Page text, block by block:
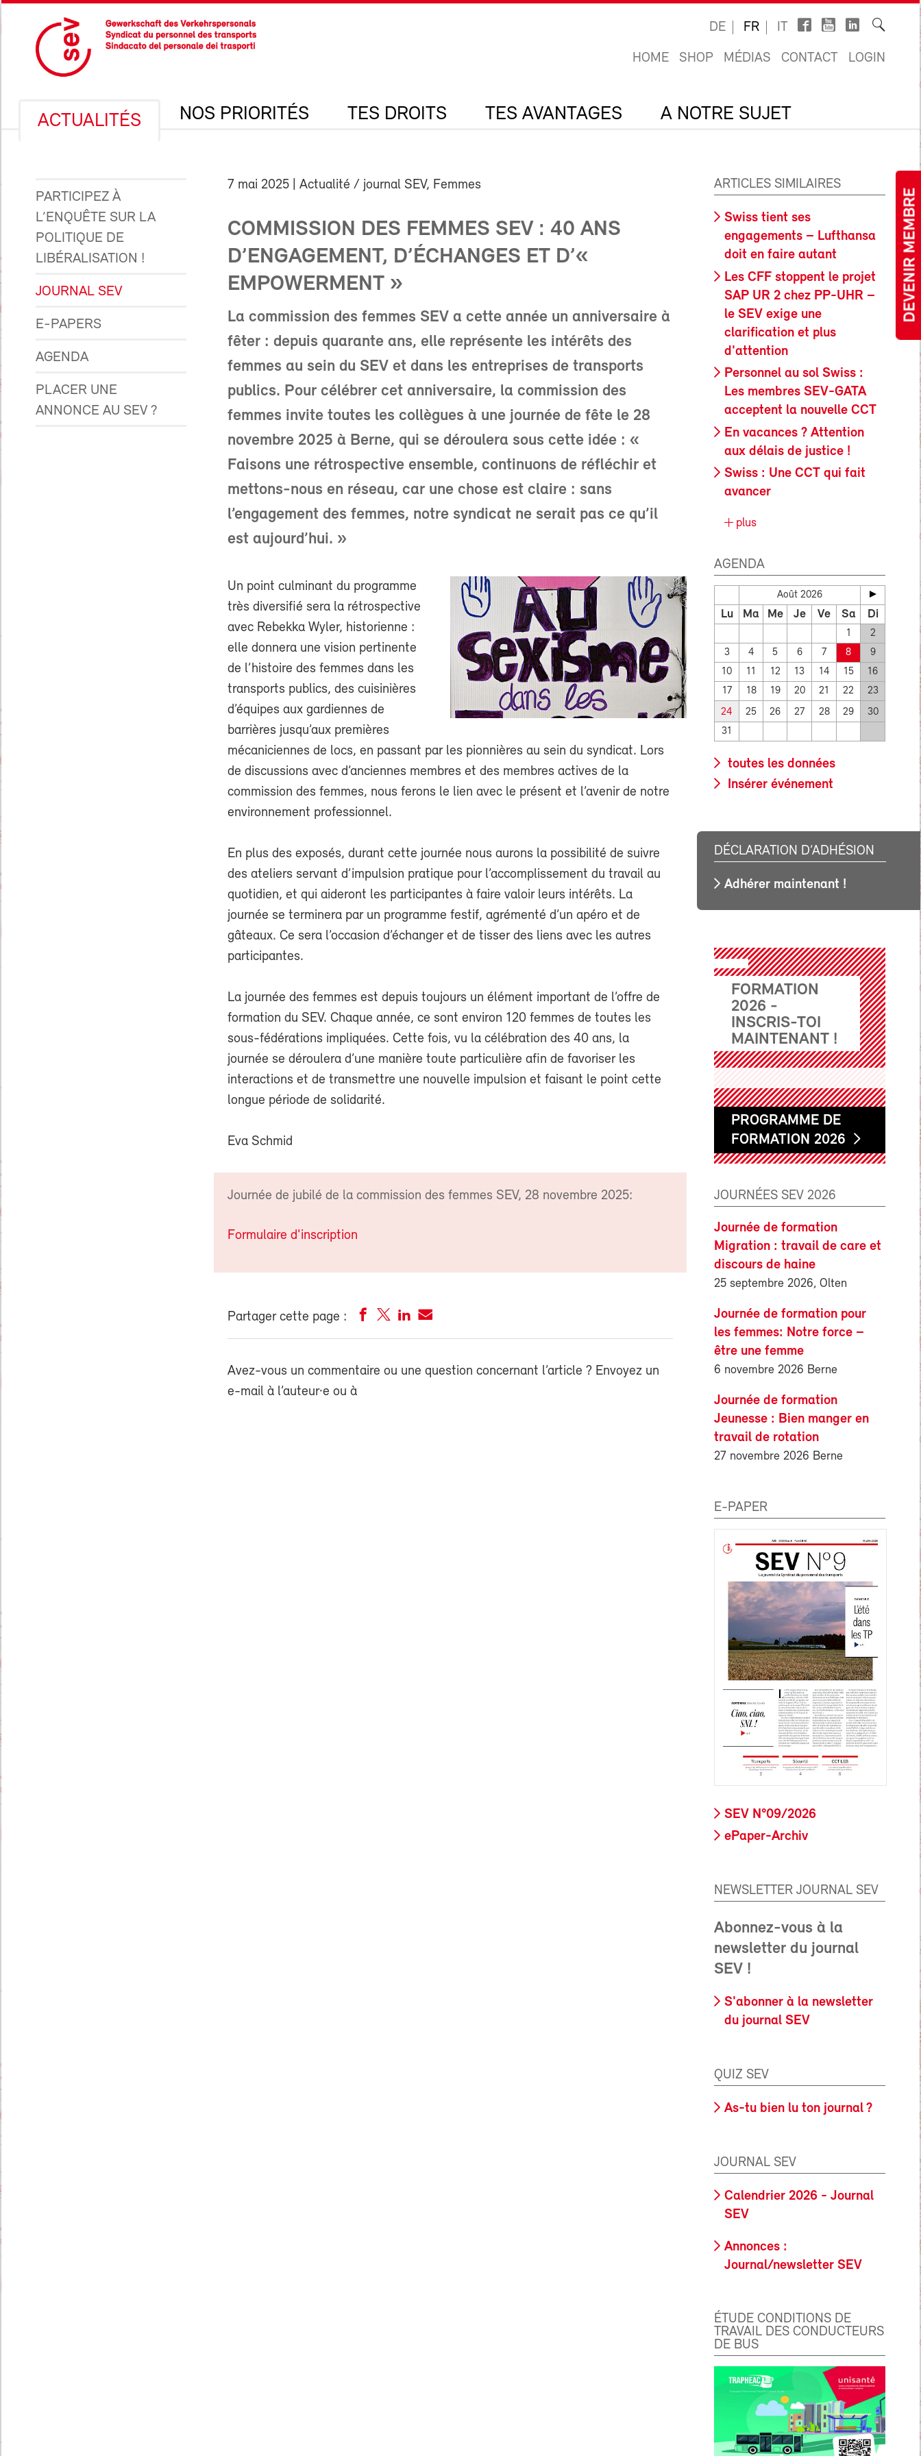
DEVENIR MEMBRE
DE FR IT
HOME SHOP MÉDIAS CONTACT LOGIN
ACTUALITÉS NOS PRIORITÉS TES DROITS TES AVANTAGES A NOTRE SUJET
PARTICIPEZ À
L’ENQUÊTE SUR LA
POLITIQUE DE
LIBÉRALISATION !
JOURNAL SEV
E-PAPERS
AGENDA
PLACER UNE
ANNONCE AU SEV ?
7 mai 2025 | Actualité / journal SEV, Femmes
COMMISSION DES FEMMES SEV : 40 ANS
D’ENGAGEMENT, D’ÉCHANGES ET D’«
EMPOWERMENT »
La commission des femmes SEV a cette année un anniversaire à
fêter : depuis quarante ans, elle représente les intérêts des
femmes au sein du SEV et dans les entreprises de transports
publics. Pour célébrer cet anniversaire, la commission des
femmes invite toutes les collègues à une journée de fête le 28
novembre 2025 à Berne, qui se déroulera sous cette idée : «
Faisons une rétrospective ensemble, continuons de réfléchir et
mettons-nous en réseau, car une chose est claire : sans
l’engagement des femmes, notre syndicat ne serait pas ce qu’il
est aujourd’hui. »
Un point culminant du programme
très diversifié sera la rétrospective
avec Rebekka Wyler, historienne :
elle donnera une vision pertinente
de l’histoire des femmes dans les
transports publics, des cuisinières
d’équipes aux gardiennes de
barrières jusqu’aux premières
mécaniciennes de locs, en passant par les pionnières au sein du syndicat. Lors
de discussions avec d’anciennes membres et des membres actives de la
commission des femmes, nous ferons le lien avec le présent et l’avenir de notre
environnement professionnel.
En plus des exposés, durant cette journée nous aurons la possibilité de suivre
des ateliers servant d’impulsion pratique pour l’accomplissement du travail au
quotidien, et qui aideront les participantes à faire valoir leurs intérêts. La
journée se terminera par un programme festif, agrémenté d’un apéro et de
gâteaux. Ce sera l’occasion d’échanger et de tisser des liens avec les autres
participantes.
La journée des femmes est depuis toujours un élément important de l’offre de
formation du SEV. Chaque année, ce sont environ 120 femmes de toutes les
sous-fédérations impliquées. Cette fois, vu la célébration des 40 ans, la
journée se déroulera d’une manière toute particulière afin de favoriser les
interactions et de transmettre une nouvelle impulsion et faisant le point cette
longue période de solidarité.
Eva Schmid
Journée de jubilé de la commission des femmes SEV, 28 novembre 2025:
Formulaire d'inscription
Partager cette page :
Avez-vous un commentaire ou une question concernant l’article ? Envoyez un
e-mail à l’auteur·e ou à
ARTICLES SIMILAIRES
Swiss tient ses
engagements – Lufthansa
doit en faire autant
Les CFF stoppent le projet
SAP UR 2 chez PP-UHR –
le SEV exige une
clarification et plus
d'attention
Personnel au sol Swiss :
Les membres SEV-GATA
acceptent la nouvelle CCT
En vacances ? Attention
aux délais de justice !
Swiss : Une CCT qui fait
avancer
plus
AGENDA
Août 2026
Lu Ma Me Je Ve Sa Di
1
2
3
4 5 6 7 8
9
10
11 12 13 14 15
16
17
18 19 20 21 22 23
24 25 26 27 28 29
30
31
toutes les données
Insérer événement
DÉCLARATION D’ADHÉSION
Adhérer maintenant !
FORMATION
2026 -
INSCRIS-TOI
MAINTENANT !
PROGRAMME DE
FORMATION 2026
JOURNÉES SEV 2026
Journée de formation
Migration : travail de care et
discours de haine
25 septembre 2026, Olten
Journée de formation pour
les femmes: Notre force –
être une femme
6 novembre 2026 Berne
Journée de formation
Jeunesse : Bien manger en
travail de rotation
27 novembre 2026 Berne
E-PAPER
SEV N°09/2026
ePaper-Archiv
NEWSLETTER JOURNAL SEV
Abonnez-vous à la
newsletter du journal
SEV !
S'abonner à la newsletter
du journal SEV
QUIZ SEV
As-tu bien lu ton journal ?
JOURNAL SEV
Calendrier 2026 - Journal
SEV
Annonces :
Journal/newsletter SEV
ÉTUDE CONDITIONS DE
TRAVAIL DES CONDUCTEURS
DE BUS